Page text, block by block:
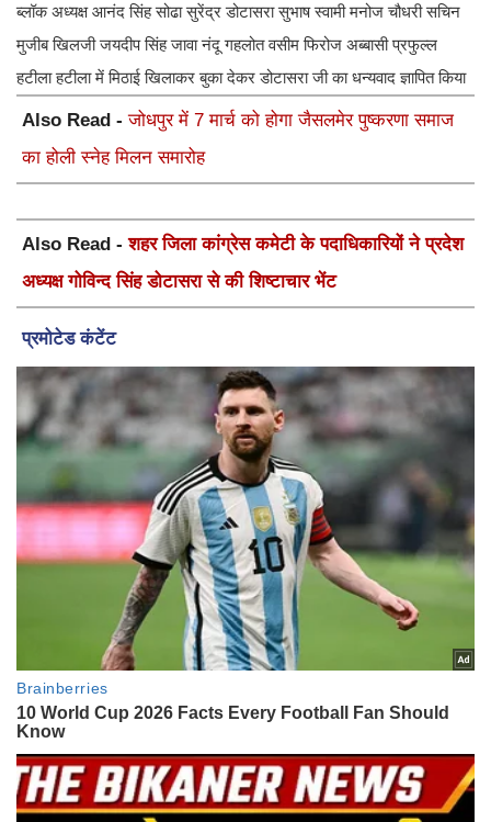
ब्लॉक अध्यक्ष आनंद सिंह सोढा सुरेंद्र डोटासरा सुभाष स्वामी मनोज चौधरी सचिन
मुजीब खिलजी जयदीप सिंह जावा नंदू गहलोत वसीम फिरोज अब्बासी प्रफुल्ल
हटीला हटीला में मिठाई खिलाकर बुका देकर डोटासरा जी का धन्यवाद ज्ञापित किया
Also Read -जोधपुर में 7 मार्च को होगा जैसलमेर पुष्करणा समाज
का होली स्नेह मिलन समारोह
Also Read -शहर जिला कांग्रेस कमेटी के पदाधिकारियों ने प्रदेश
अध्यक्ष गोविन्द सिंह डोटासरा से की शिष्टाचार भेंट